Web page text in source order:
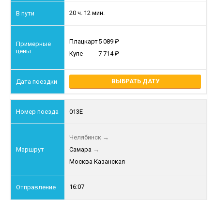
20 ч. 12 мин.
Плацкарт5 089
Купе
7 714
ВЫБРАТЬ ДАТУ
013Е
Челябинск →
Самара →
Москва Казанская
16:07